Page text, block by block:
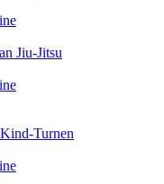
Jiu-Jitsu
Turnen